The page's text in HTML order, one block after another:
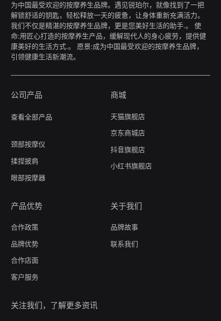
为中国最受欢迎的按摩养生品牌。遇见锐珀尔，就像找到了一把
解锁舒适的钥匙，轻松释放一天的疲惫，让身体重新充满活力。
我们不仅是精湛的按摩养生品牌，更是您美好生活的助手.。 使
命:用匠心打造的按摩养生产品，缓解现代人的身心疲劳，提供健
康美好的生活方式.。 愿景:成为中国最受欢迎的按摩养生品牌，
引领健康生活新潮流。
公司产品
查看全部产品
颈部按摩仪
揉捏披肩
眼部按摩器
商城
天猫旗舰店
京东商城店
抖音旗舰店
小红书旗舰店
产品优势
合作政策
品牌优势
合作店面
客户服务
关于我们
品牌故事
联系我们
关注我们，了解更多资讯